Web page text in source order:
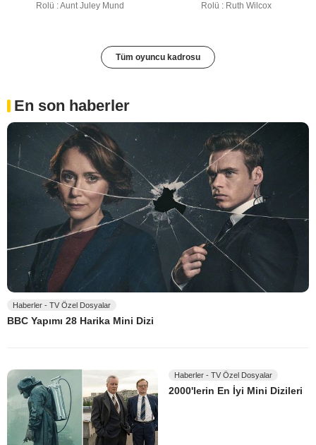
Rolü : Aunt Juley Mund Rolü : Ruth Wilcox
Tüm oyuncu kadrosu
En son haberler
Haberler - TV Özel Dosyalar
BBC Yapımı 28 Harika Mini Dizi
Haberler - TV Özel Dosyalar
2000'lerin En İyi Mini Dizileri